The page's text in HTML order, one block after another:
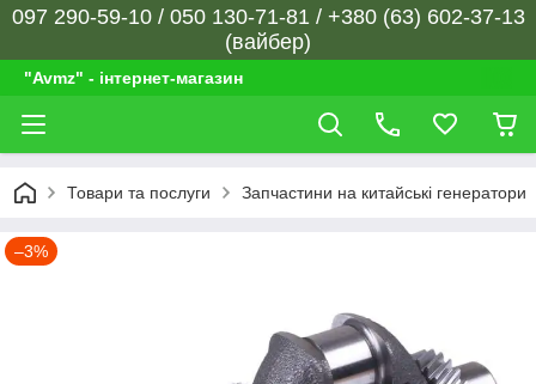
097 290-59-10 / 050 130-71-81 / +380 (63) 602-37-13
(вайбер)
"Avmz" - інтернет-магазин
Товари та послуги Запчастини на китайські генератори
–3%